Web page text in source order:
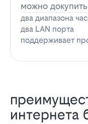
можно
два диапазона
два LAN порта
поддерживает
интернета